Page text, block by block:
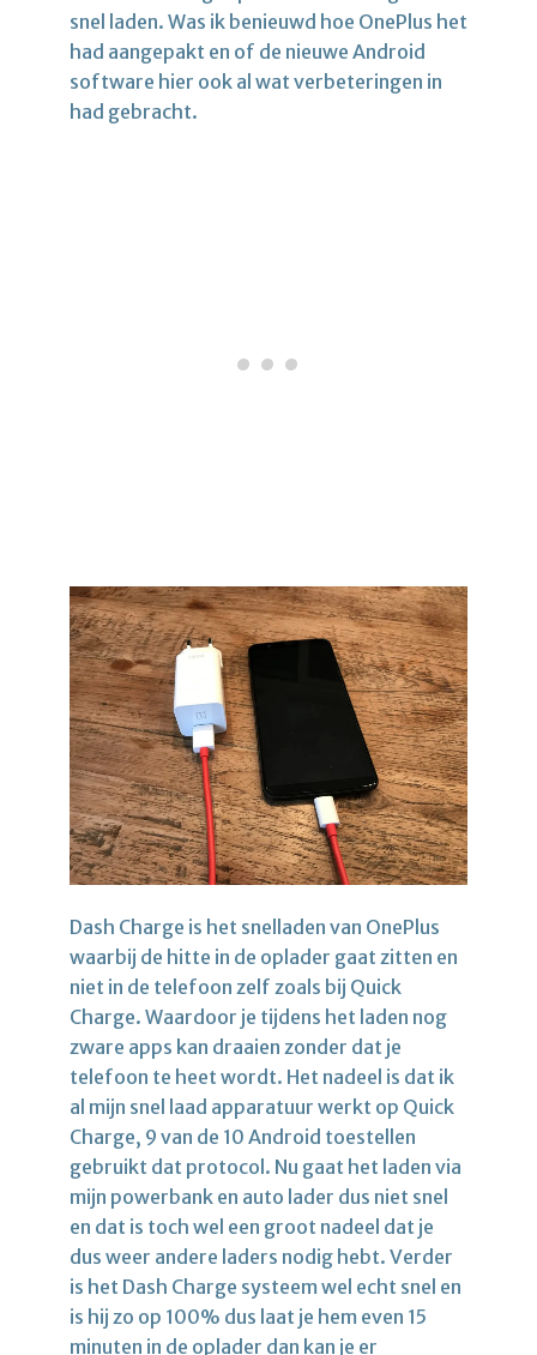
snel laden. Was ik benieuwd hoe OnePlus het
had aangepakt en of de nieuwe Android
software hier ook al wat verbeteringen in
had gebracht.
Dash Charge is het snelladen van OnePlus
waarbij de hitte in de oplader gaat zitten en
niet in de telefoon zelf zoals bij Quick
Charge. Waardoor je tijdens het laden nog
zware apps kan draaien zonder dat je
telefoon te heet wordt. Het nadeel is dat ik
al mijn snel laad apparatuur werkt op Quick
Charge, 9 van de 10 Android toestellen
gebruikt dat protocol. Nu gaat het laden via
mijn powerbank en auto lader dus niet snel
en dat is toch wel een groot nadeel dat je
dus weer andere laders nodig hebt. Verder
is het Dash Charge systeem wel echt snel en
is hij zo op 100% dus laat je hem even 15
minuten in de oplader dan kan je er